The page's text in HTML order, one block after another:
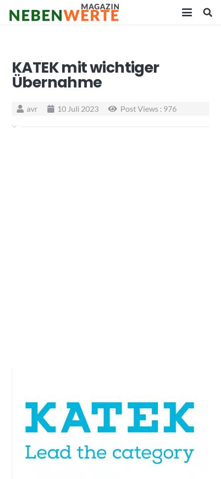
KATEK mit wichtiger
Übernahme
avr 10 Juli 2023 Post Views : 976